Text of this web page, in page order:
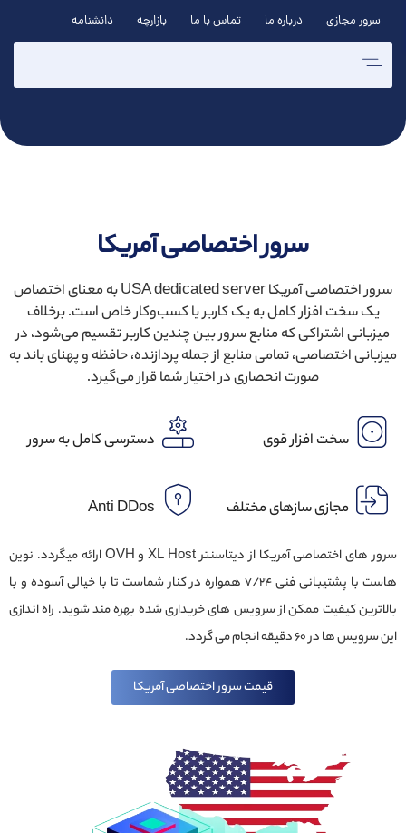
سرور مجازی درباره ما تماس با ما بازارچه دانشنامه
سرور اختصاصی آمریکا
سرور اختصاصی آمریکا USA dedicated server به معنای اختصاص
یک سخت‌ افزار کامل به یک کاربر یا کسب‌وکار خاص است. برخلاف
میزبانی اشتراکی که منابع سرور بین چندین کاربر تقسیم می‌شود، در
میزبانی اختصاصی، تمامی منابع از جمله پردازنده، حافظه و پهنای باند به
صورت انحصاری در اختیار شما قرار می‌گیرد.
سخت افزار قوی دسترسی کامل به سرور
مجازی سازهای مختلف Anti DDos
سرور های اختصاصی آمریکا از دیتاسنتر XL Host و OVH ارائه میگردد. نوین
هاست با پشتیبانی فنی ۷/۲۴ همواره در کنار شماست تا با خیالی آسوده و با
بالاترین کیفیت ممکن از سرویس های خریداری شده بهره مند شوید. راه اندازی
این سرویس ها در ۶۰ دقیقه انجام می گردد.
قیمت سرور اختصاصی آمریکا